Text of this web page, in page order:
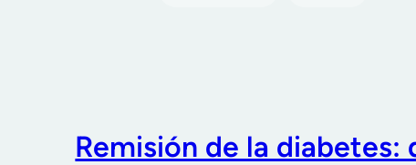
Remisión de la diabetes: